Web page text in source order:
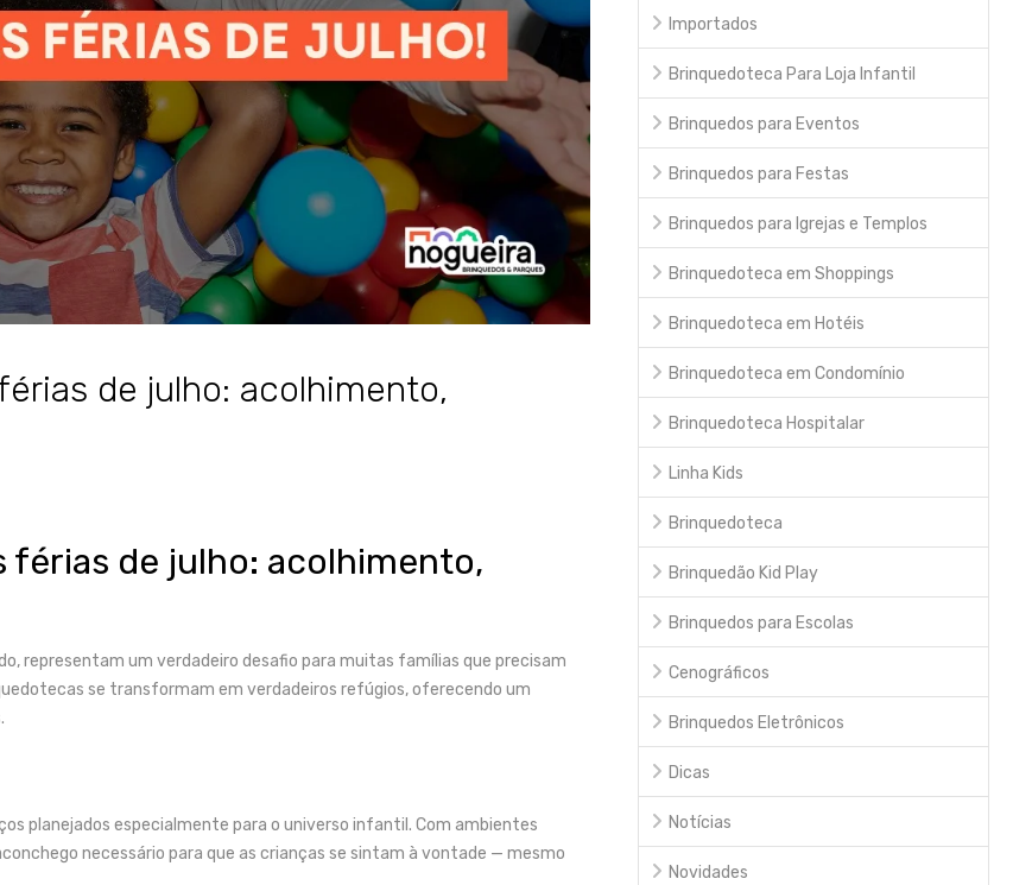
de julho: acolhimento,
de julho: acolhimento,
representam um verdadeiro desafio para muitas famílias que precisam
se transformam em verdadeiros refúgios, oferecendo um
planejados especialmente para o universo infantil. Com ambientes
necessário para que as crianças se sintam à vontade — mesmo
Importados
Brinquedoteca Para Loja Infantil
Brinquedos para Eventos
Brinquedos para Festas
Brinquedos para Igrejas e Templos
Brinquedoteca em Shoppings
Brinquedoteca em Hotéis
Brinquedoteca em Condomínio
Brinquedoteca Hospitalar
Linha Kids
Brinquedoteca
Brinquedão Kid Play
Brinquedos para Escolas
Cenográficos
Brinquedos Eletrônicos
Dicas
Notícias
Novidades